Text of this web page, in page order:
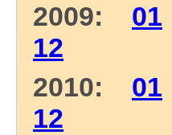
2009: 01
12
2010: 01
12